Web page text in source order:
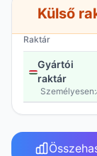
Külső
Raktár
Gyártói
raktár
Személyesen: